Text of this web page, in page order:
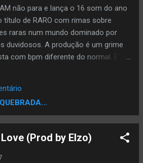
os sons conheça um pouco sobre
MC. Rapsody começou sua
como membro do grupo hip-hop
High" da Carolina do Norte, Ela
sua carreira solo em 2008, após
importante da carreira solo veio
da mixtape...
não para e lança o 16 som do ano
título de RARO com rimas sobre
raras num mundo dominado por
duvidosos. A produção é um grime
com bpm diferente do normal. É
Stream/Download:
soundcloud.com/goddam_
raro Redes sociais:
soundcloud.com/goddam_ music
www.instagram.com/
(Prod by Elzo)